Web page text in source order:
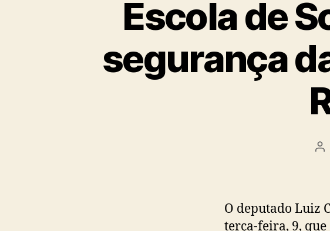
Escola de
segurança
O deputado Luiz
terça-feira, 9, que